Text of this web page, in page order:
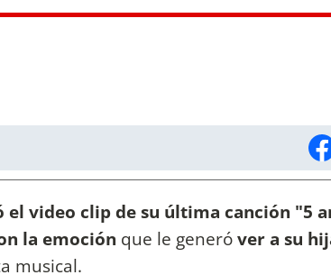
el video clip de su última canción "5
la emoción que le generóver a su
musical.